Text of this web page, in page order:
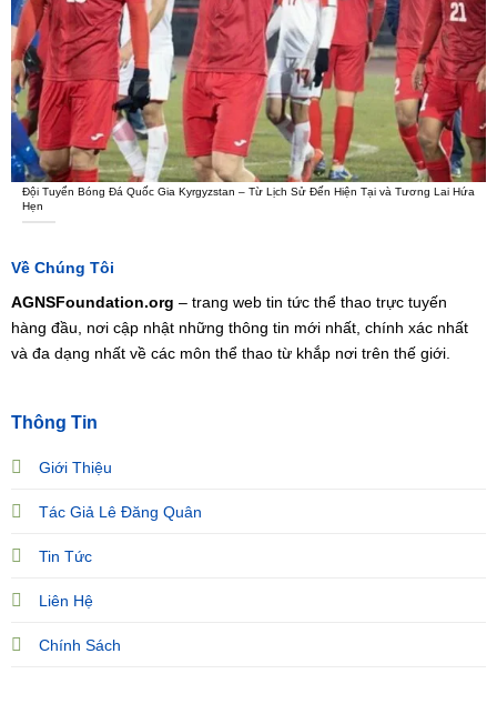
Về Chúng Tôi
AGNSFoundation.org – trang web tin tức thể thao trực tuyến
hàng đầu, nơi cập nhật những thông tin mới nhất, chính xác nhất
và đa dạng nhất về các môn thể thao từ khắp nơi trên thế giới.
Thông Tin
Giới Thiệu
Tác Giả Lê Đăng Quân
Tin Tức
Liên Hệ
Chính Sách
Đội Tuyển Bóng Đá Quốc Gia Kyrgyzstan – Từ Lịch Sử Đến Hiện Tại và Tương Lai Hứa
Hẹn